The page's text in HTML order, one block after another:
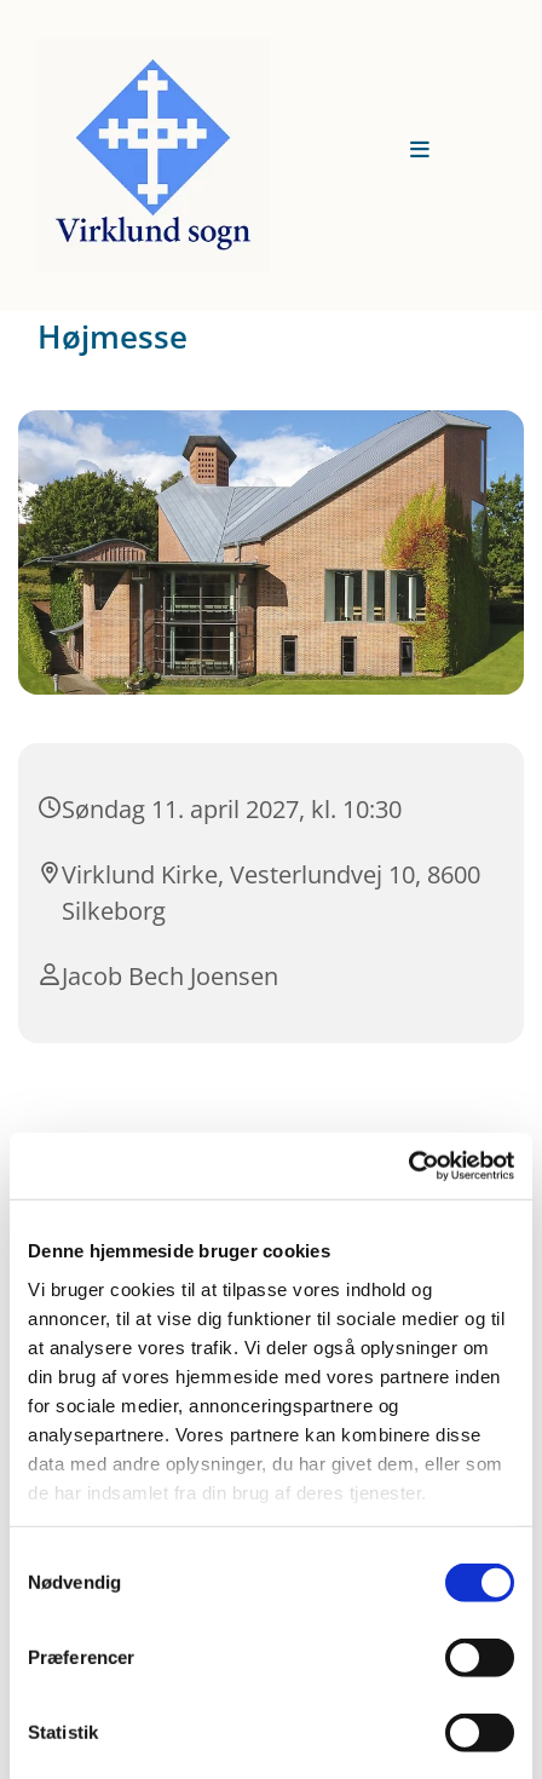
Denne hjemmeside bruger cookies
Vi bruger cookies til at tilpasse vores indhold og
annoncer, til at vise dig funktioner til sociale medier og til
at analysere vores trafik. Vi deler også oplysninger om
din brug af vores hjemmeside med vores partnere inden
for sociale medier, annonceringspartnere og
analysepartnere. Vores partnere kan kombinere disse
data med andre oplysninger, du har givet dem, eller som
de har indsamlet fra din brug af deres tjenester.
Nødvendig
Præferencer
Statistik
Højmesse
Søndag 11. april 2027, kl. 10:30
Virklund Kirke, Vesterlundvej 10, 8600
Silkeborg
Jacob Bech Joensen
Du vil måske også kunne